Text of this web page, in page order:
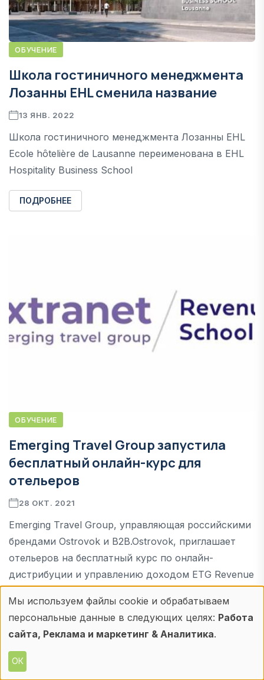
ОБУЧЕНИЕ
Школа гостиничного менеджмента
Лозанны EHL сменила название
13 ЯНВ. 2022
Школа гостиничного менеджмента Лозанны EHL
Ecole hôtelière de Lausanne переименована в EHL
Hospitality Business School
ПОДРОБНЕЕ
ОБУЧЕНИЕ
Emerging Travel Group запустила
бесплатный онлайн-курс для
отельеров
28 ОКТ. 2021
Emerging Travel Group, управляющая российскими
брендами Ostrovok и B2B.Ostrovok, приглашает
отельеров на бесплатный курс по онлайн-
дистрибуции и управлению доходом ETG Revenue
School. Курс стартует уже 1 ноября
ПОДРОБНЕЕ
Использование
персональных
данных
Мы используем файлы cookie и обрабатываем
персональные данные в следующих целях: Работа
сайта, Реклама и маркетинг & Аналитика.
ОК